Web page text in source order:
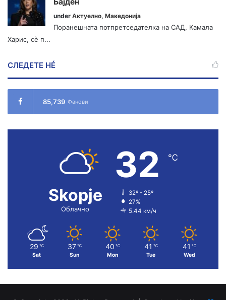
under Актуелно, Македонија
Поранешната потпретседателка на САД, Камала
Харис, сè п...
СЛЕДЕТЕ НÉ
85,739 Фанови
Skopje
Облачно
32 ℃
32º - 25º
27%
5.44 км/ч
29 ℃
Sat
37 ℃
Sun
40 ℃
Mon
41 ℃
Tue
41 ℃
Wed